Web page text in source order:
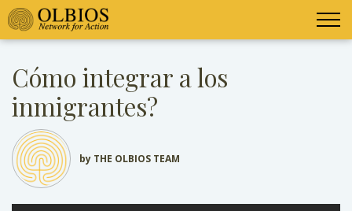
Cómo integrar a los
inmigrantes?
by THE OLBIOS TEAM